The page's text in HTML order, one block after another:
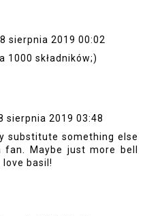
8 sierpnia 2019 00:02
1000 składników;)
sierpnia 2019 03:48
substitute something else
Maybe just more bell
love basil!